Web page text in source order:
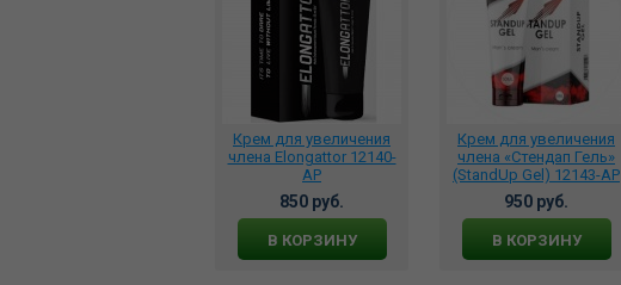
Крем для увеличения
члена Elongattor 12140-
AP
850 руб.
В КОРЗИНУ
Крем для увеличения
члена «Стендап Гель»
(StandUp Gel) 12143-AP
950 руб.
В КОРЗИНУ